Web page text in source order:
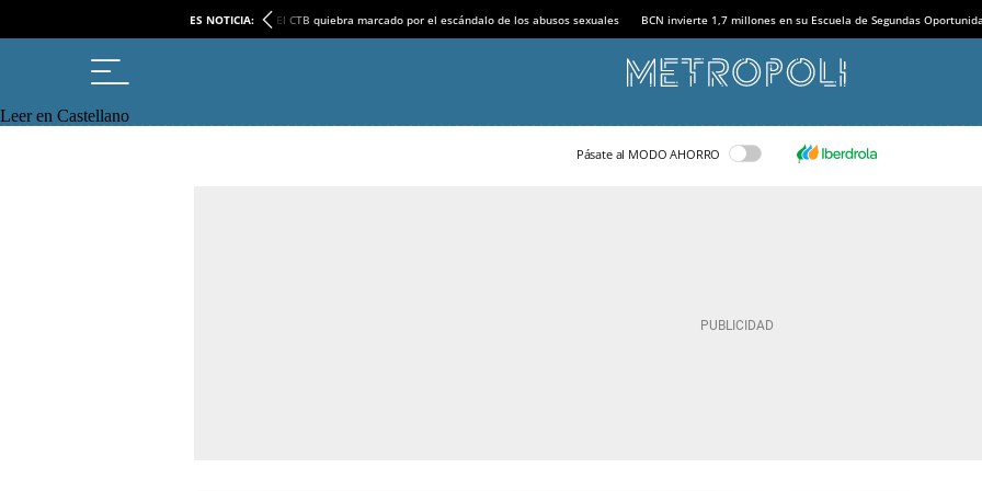
ES NOTICIA: El CTB quiebra marcado por el escándalo de los abusos sexuales BCN invierte 1,7 millones en su Escuela de Segundas
Leer en Castellano
Pásate al MODO AHORRO